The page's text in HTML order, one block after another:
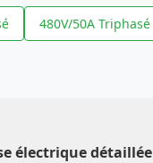
480V/50A Triphasé
électrique détaillée